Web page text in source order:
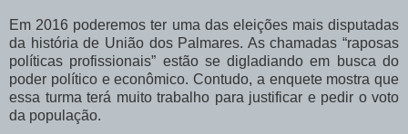
Em 2016 poderemos ter uma das eleições mais disputadas
da história de União dos Palmares. As chamadas “raposas
políticas profissionais” estão se digladiando em busca do
poder político e econômico. Contudo, a enquete mostra que
essa turma terá muito trabalho para justificar e pedir o voto
da população.